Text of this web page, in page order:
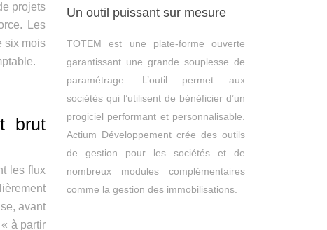
projets
Les
six mois
brut
les flux
avant
à partir
Un outil puissant sur mesure
TOTEM est une plate-forme ouverte
garantissant une grande souplesse de
paramétrage. L’outil permet aux
sociétés qui l’utilisent de bénéficier d’un
progiciel performant et personnalisable.
Actium Développement crée des outils
de gestion pour les sociétés et de
nombreux modules complémentaires
comme la gestion des immobilisations.